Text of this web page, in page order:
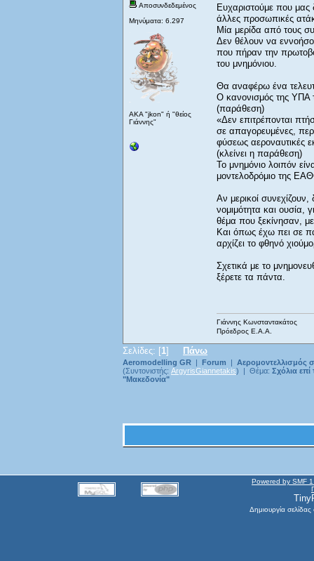
Αποσυνδεδεμένος
Μηνύματα: 6.297
AKA "jkon" ή "θείος
Γιάννης"
Ευχαριστούμε που μας
άλλες προσωπικές
Μία μερίδα από τους
Δεν θέλουν να
που πήραν την
του μνημόνιου.
Θα αναφέρω ένα
Ο κανονισμός της ΥΠΑ
(παράθεση)
«Δεν επιτρέπονται
σε απαγορευμένες,
φύσεως αεροναυτικές
(κλείνει η παράθεση)
Το μνημόνιο λοιπόν
μοντελοδρόμιο της
Αν μερικοί
νομιμότητα και ουσία,
θέμα που ξεκίνησαν,
Και όπως έχω πει σε
αρχίζει το φθηνό
Σχετικά με το
ξέρετε τα πάντα.
Γιάννης Κωνσταντακάτος
Πρόεδρος Ε.Α.Α.
Σελίδες: [1] Πάνω
Aeromodelling GR | Forum | Αερομοντελλισμός
(Συντονιστής: ArgyrisGiannetakis) | Θέμα: Σχόλια
"Μακεδονία"
Powered by SMF
Δημιουργία